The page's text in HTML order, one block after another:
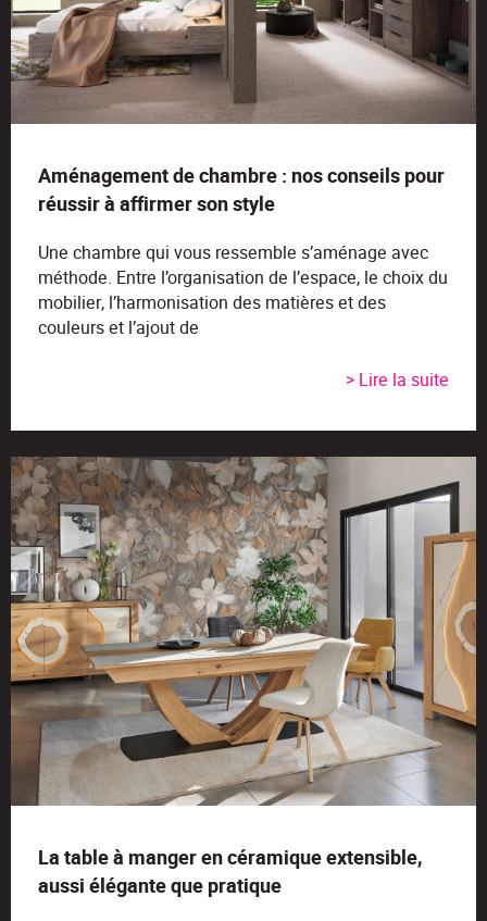
Aménagement de chambre : nos conseils pour
réussir à affirmer son style
Une chambre qui vous ressemble s’aménage avec
méthode. Entre l’organisation de l’espace, le choix du
mobilier, l’harmonisation des matières et des
couleurs et l’ajout de
> Lire la suite
La table à manger en céramique extensible,
aussi élégante que pratique